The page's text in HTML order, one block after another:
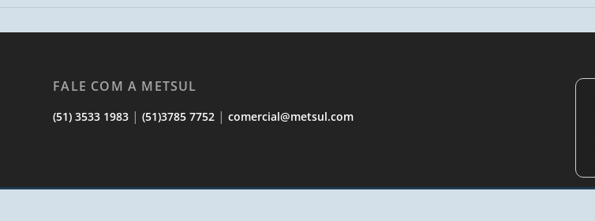
FALE COM A METSUL
(51) 3533 1983 |(51)3785 7752 |comercial@metsul.com